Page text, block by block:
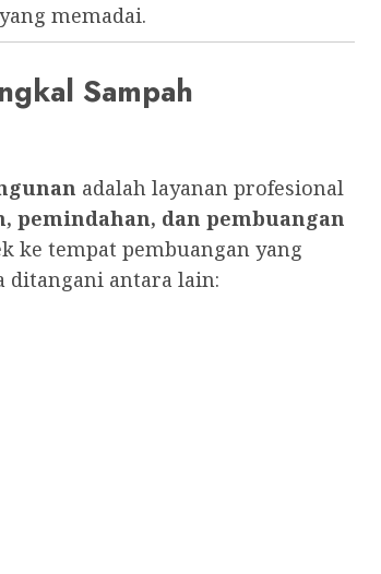
memadai.
Sampah
adalah layanan profesional
pemindahan, dan pembuangan
ke tempat pembuangan yang
ditangani antara lain: